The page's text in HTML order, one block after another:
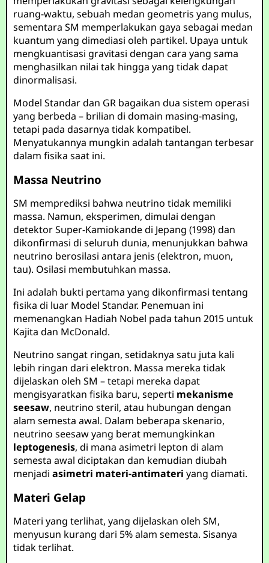
ruang-waktu, sebuah medan geometris yang mulus,
sementara SM memperlakukan gaya sebagai medan
kuantum yang dimediasi oleh partikel. Upaya untuk
mengkuantisasi gravitasi dengan cara yang sama
menghasilkan nilai tak hingga yang tidak dapat
dinormalisasi.
Model Standar dan GR bagaikan dua sistem operasi
yang berbeda – brilian di domain masing-masing,
tetapi pada dasarnya tidak kompatibel.
Menyatukannya mungkin adalah tantangan terbesar
dalam fisika saat ini.
Massa Neutrino
SM memprediksi bahwa neutrino tidak memiliki
massa. Namun, eksperimen, dimulai dengan
detektor Super-Kamiokande di Jepang (1998) dan
dikonfirmasi di seluruh dunia, menunjukkan bahwa
neutrino berosilasi antara jenis (elektron, muon,
tau). Osilasi membutuhkan massa.
Ini adalah bukti pertama yang dikonfirmasi tentang
fisika di luar Model Standar. Penemuan ini
memenangkan Hadiah Nobel pada tahun 2015 untuk
Kajita dan McDonald.
Neutrino sangat ringan, setidaknya satu juta kali
lebih ringan dari elektron. Massa mereka tidak
dijelaskan oleh SM – tetapi mereka dapat
mengisyaratkan fisika baru, seperti mekanisme
seesaw, neutrino steril, atau hubungan dengan
alam semesta awal. Dalam beberapa skenario,
neutrino seesaw yang berat memungkinkan
leptogenesis, di mana asimetri lepton di alam
semesta awal diciptakan dan kemudian diubah
menjadiasimetri materi-antimateri yang diamati.
Materi Gelap
Materi yang terlihat, yang dijelaskan oleh SM,
menyusun kurang dari 5% alam semesta. Sisanya
tidak terlihat.